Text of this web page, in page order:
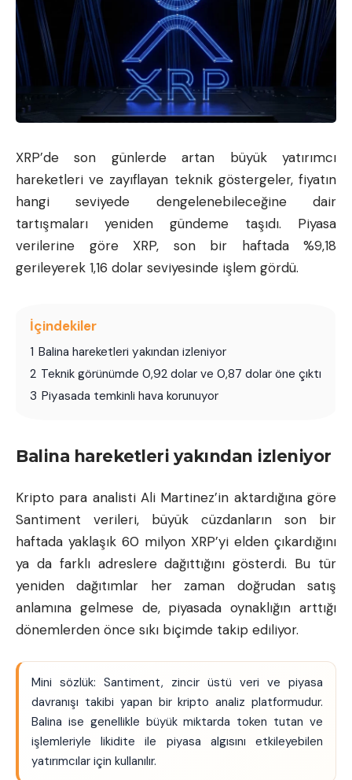
XRP’de son günlerde artan büyük yatırımcı
hareketleri ve zayıflayan teknik göstergeler, fiyatın
hangi seviyede dengelenebileceğine dair
tartışmaları yeniden gündeme taşıdı. Piyasa
verilerine göre XRP, son bir haftada %9,18
gerileyerek 1,16 dolar seviyesinde işlem gördü.
İçindekiler
1 Balina hareketleri yakından izleniyor
2 Teknik görünümde 0,92 dolar ve 0,87 dolar öne çıktı
3 Piyasada temkinli hava korunuyor
Balina hareketleri yakından izleniyor
Kripto para analisti Ali Martinez’in aktardığına göre
Santiment verileri, büyük cüzdanların son bir
haftada yaklaşık 60 milyon XRP’yi elden çıkardığını
ya da farklı adreslere dağıttığını gösterdi. Bu tür
yeniden dağıtımlar her zaman doğrudan satış
anlamına gelmese de, piyasada oynaklığın arttığı
dönemlerden önce sıkı biçimde takip ediliyor.
Mini sözlük: Santiment, zincir üstü veri ve piyasa
davranışı takibi yapan bir kripto analiz platformudur.
Balina ise genellikle büyük miktarda token tutan ve
işlemleriyle likidite ile piyasa algısını etkileyebilen
yatırımcılar için kullanılır.